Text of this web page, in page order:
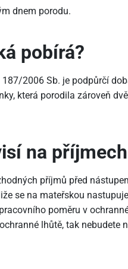
dnem porodu.
pobírá?
2006 Sb. je podpůrčí
která porodila zároveň
na příjmech
příjmů před
se na mateřskou
poměru v
lhůtě, tak nebudete